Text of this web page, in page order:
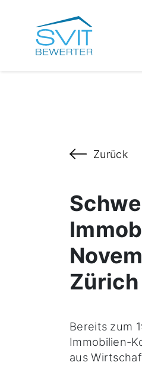
Zurück
Zürich
Bereits zum
Immobilien-
aus